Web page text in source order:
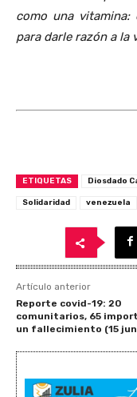
como una vitamina:
para darle razón a la
ETIQUETAS Diosdado
Solidaridad venezuela
Artículo anterior
Reporte covid-19: 20
comunitarios, 65
un fallecimiento (15